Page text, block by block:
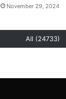
November 29, 2024
All (24733)